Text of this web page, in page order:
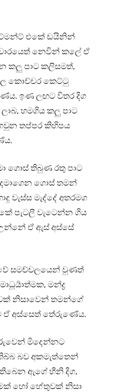
එකේ ඩයිනින්
නෙවින් කලේ ඒ
කලු පාට කලිසමත්,
කොච්චර කෙට්ටු
ඉණ ලඟට විතර දිග
හමගිය කලු පාට
තප්පර කිහිපය
ගොස් තිබුණ රතු පාට
දමාගෙන ගොස් තමන්
වැස්ස මැද්දේ අතරමග
පැටලී වැටෙන්න ගිය
ඒ ඇස් අස්සේ
සමච්චලයෙන් වුණත්
මන්ද්‍ර
නිසාවෙන් තමන්ගේ
ඒ අස්සෙත් තේරුණේය.
මිදෙන්නට
බව අකමැත්තෙන්
ඇගේ හීනි දිග,
හෝ හේතුවක් නිසා